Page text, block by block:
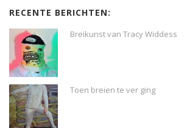
RECENTE BERICHTEN:
Breikunst van Tracy Widdess
Toen breien te ver ging